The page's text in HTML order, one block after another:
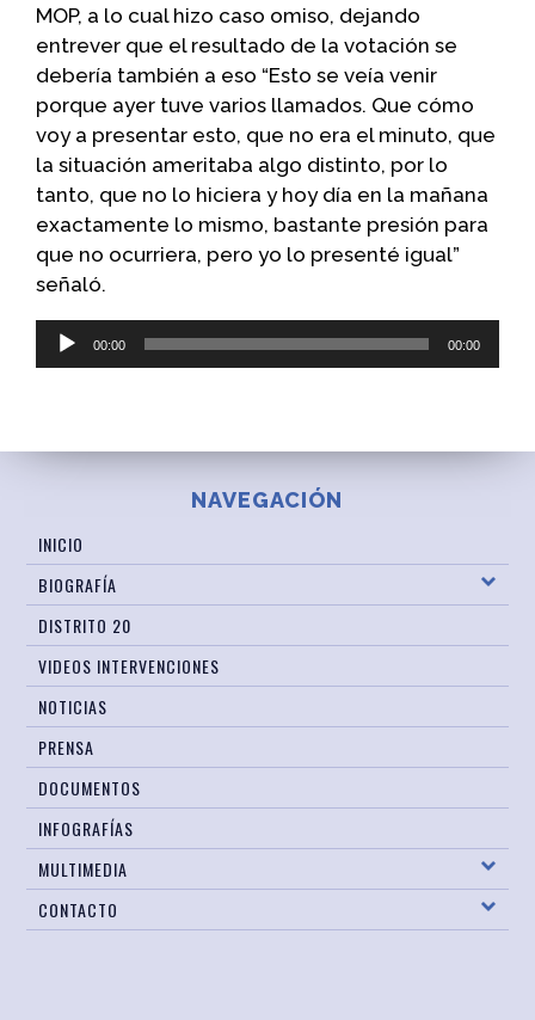
MOP, a lo cual hizo caso omiso, dejando
entrever que el resultado de la votación se
debería también a eso “Esto se veía venir
porque ayer tuve varios llamados. Que cómo
voy a presentar esto, que no era el minuto, que
la situación ameritaba algo distinto, por lo
tanto, que no lo hiciera y hoy día en la mañana
exactamente lo mismo, bastante presión para
que no ocurriera, pero yo lo presenté igual”
señaló.
Reproductor
de
00:00 00:00
NAVEGACIÓN
INICIO
BIOGRAFÍA
DISTRITO 20
VIDEOS INTERVENCIONES
NOTICIAS
PRENSA
DOCUMENTOS
INFOGRAFÍAS
MULTIMEDIA
CONTACTO